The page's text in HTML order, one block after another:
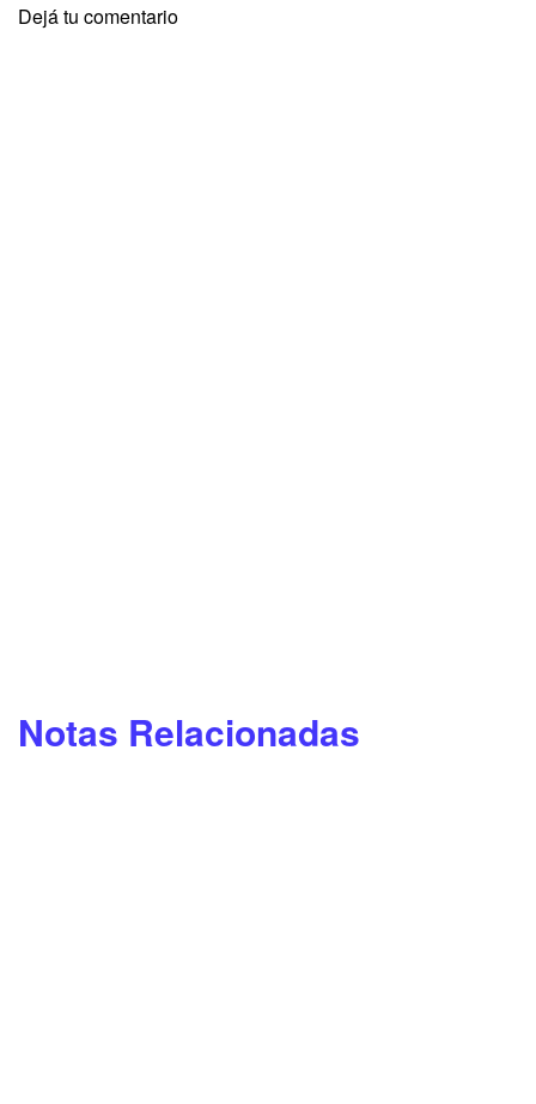
Dejá tu comentario
Notas Relacionadas